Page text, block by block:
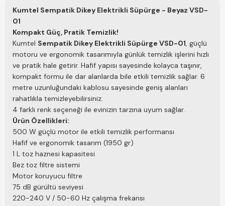
Kumtel Sempatik Dikey Elektrikli Süpürge - Beyaz VSD-
01
Kompakt Güç, Pratik Temizlik!
Kumtel Sempatik Dikey Elektrikli Süpürge VSD-01, güçlü
motoru ve ergonomik tasarımıyla günlük temizlik işlerini hızlı
ve pratik hale getirir. Hafif yapısı sayesinde kolayca taşınır,
kompakt formu ile dar alanlarda bile etkili temizlik sağlar. 6
metre uzunluğundaki kablosu sayesinde geniş alanları
rahatlıkla temizleyebilirsiniz.
4 farklı renk seçeneği ile evinizin tarzına uyum sağlar.
Ürün Özellikleri:
500 W güçlü motor ile etkili temizlik performansı
Hafif ve ergonomik tasarım (1950 gr)
1 L toz haznesi kapasitesi
Bez toz filtre sistemi
Motor koruyucu filtre
75 dB gürültü seviyesi
220-240 V / 50-60 Hz çalışma frekansı